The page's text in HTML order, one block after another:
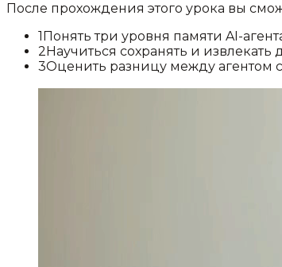
После прохождения этого урока вы
1 Понять три уровня памяти AI-
2 Научиться сохранять и
3Оценить разницу между агентом